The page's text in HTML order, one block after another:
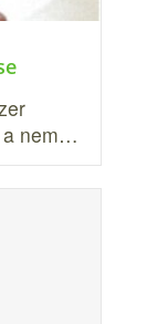
a nem…